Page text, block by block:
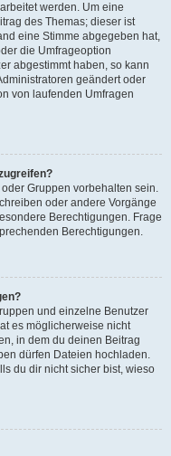
werden. Um eine
des Themas; dieser ist
eine Stimme abgegeben hat,
die Umfrageoption
abgestimmt haben, so kann
geändert oder
von laufenden Umfragen
Gruppen vorbehalten sein.
oder andere Vorgänge
Berechtigungen. Frage
Berechtigungen.
und einzelne Benutzer
es möglicherweise nicht
in dem du deinen Beitrag
dürfen Dateien hochladen.
du dir nicht sicher bist, wieso